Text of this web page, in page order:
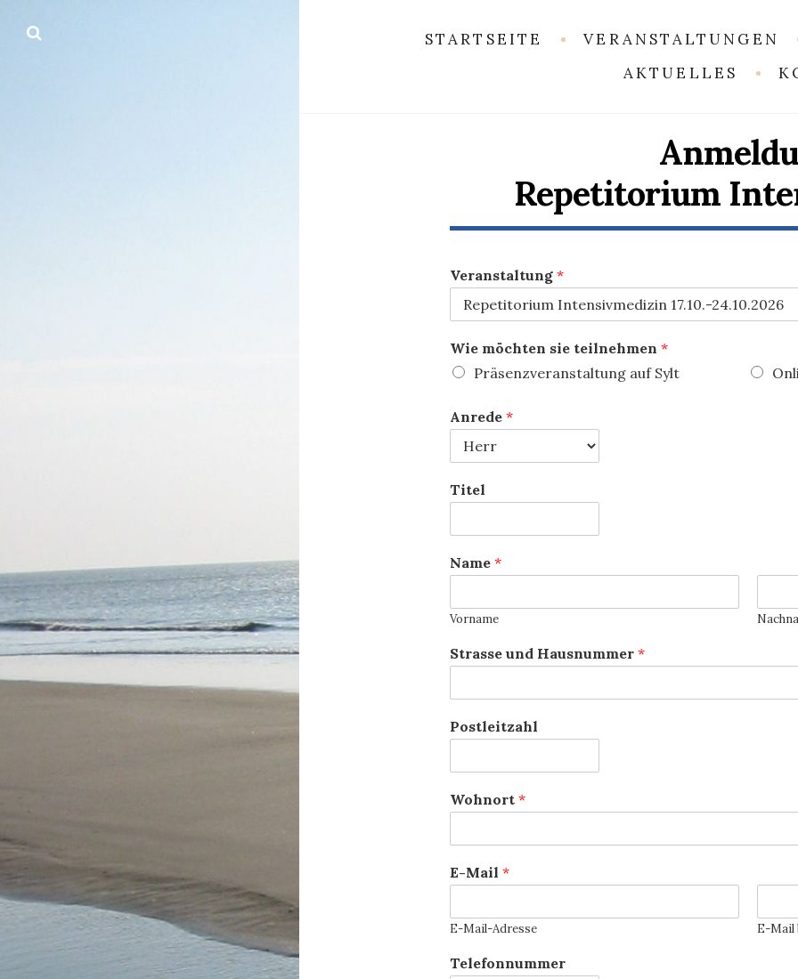
STARTSEITE
VERANSTALTUNGEN
AKTUELLES
Repetitorium
Veranstaltung *
Wie möchten sie teilnehmen *
Präsenzveranstaltung auf Sylt
Anrede *
Titel
Name *
Vorname
Strasse und Hausnummer *
Postleitzahl
Wohnort *
E-Mail *
E-Mail-Adresse E-Mail
Telefonnummer